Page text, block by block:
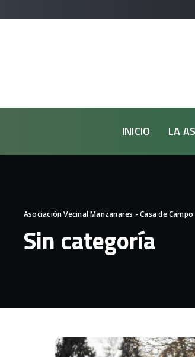
INICIO LA
Asociación Vecinal Manzanares - Casa de Campo
Sin categoría